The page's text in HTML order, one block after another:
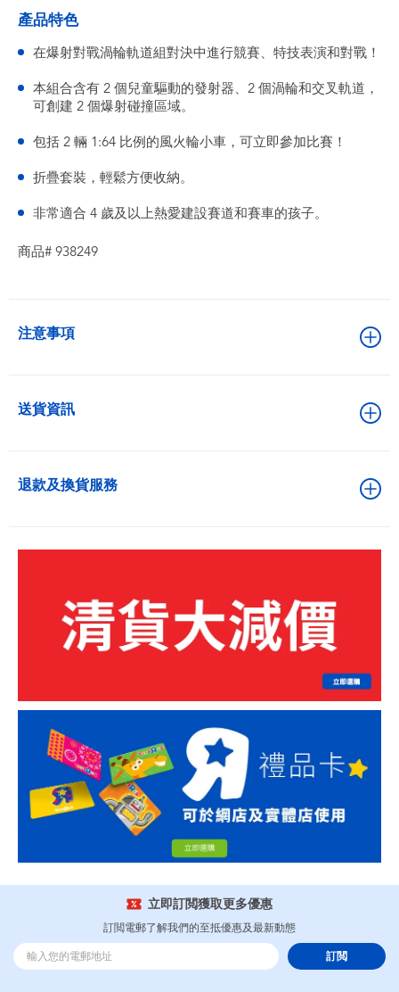
產品特色
在爆射對戰渦輪軌道組對決中進行競賽、特技表演和對戰！
本組合含有 2 個兒童驅動的發射器、2 個渦輪和交叉軌道，
可創建 2 個爆射碰撞區域。
包括 2 輛 1:64 比例的風火輪小車，可立即參加比賽！
折疊套裝，輕鬆方便收納。
非常適合 4 歲及以上熱愛建設賽道和賽車的孩子。
商品# 938249
注意事項
送貨資訊
退款及換貨服務
立即訂閲獲取更多優惠
訂閲電郵了解我們的至抵優惠及最新動態
訂閲